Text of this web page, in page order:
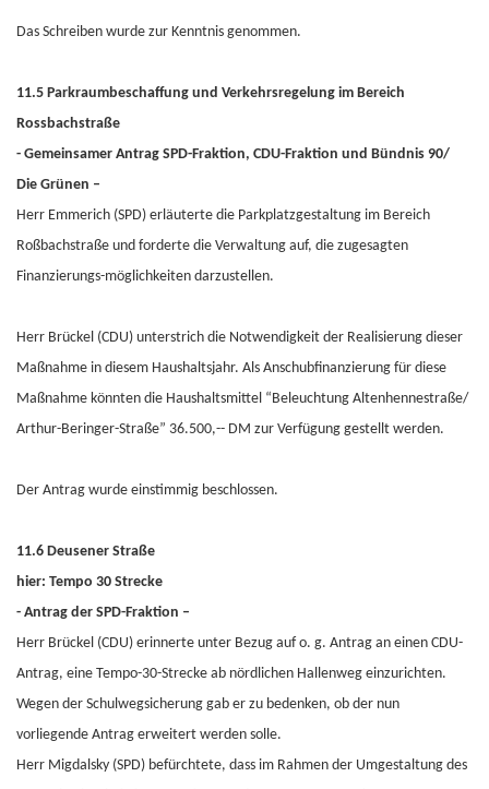
Das Schreiben wurde zur Kenntnis genommen.
11.5 Parkraumbeschaffung und Verkehrsregelung im Bereich
Rossbachstraße
- Gemeinsamer Antrag SPD-Fraktion, CDU-Fraktion und Bündnis 90/
Die Grünen –
Herr Emmerich (SPD) erläuterte die Parkplatzgestaltung im Bereich
Roßbachstraße und forderte die Verwaltung auf, die zugesagten
Finanzierungs-möglichkeiten darzustellen.
Herr Brückel (CDU) unterstrich die Notwendigkeit der Realisierung dieser
Maßnahme in diesem Haushaltsjahr. Als Anschubfinanzierung für diese
Maßnahme könnten die Haushaltsmittel “Beleuchtung Altenhennestraße/
Arthur-Beringer-Straße” 36.500,-- DM zur Verfügung gestellt werden.
Der Antrag wurde einstimmig beschlossen.
11.6 Deusener Straße
hier: Tempo 30 Strecke
- Antrag der SPD-Fraktion –
Herr Brückel (CDU) erinnerte unter Bezug auf o. g. Antrag an einen CDU-
Antrag, eine Tempo-30-Strecke ab nördlichen Hallenweg einzurichten.
Wegen der Schulwegsicherung gab er zu bedenken, ob der nun
vorliegende Antrag erweitert werden solle.
Herr Migdalsky (SPD) befürchtete, dass im Rahmen der Umgestaltung des